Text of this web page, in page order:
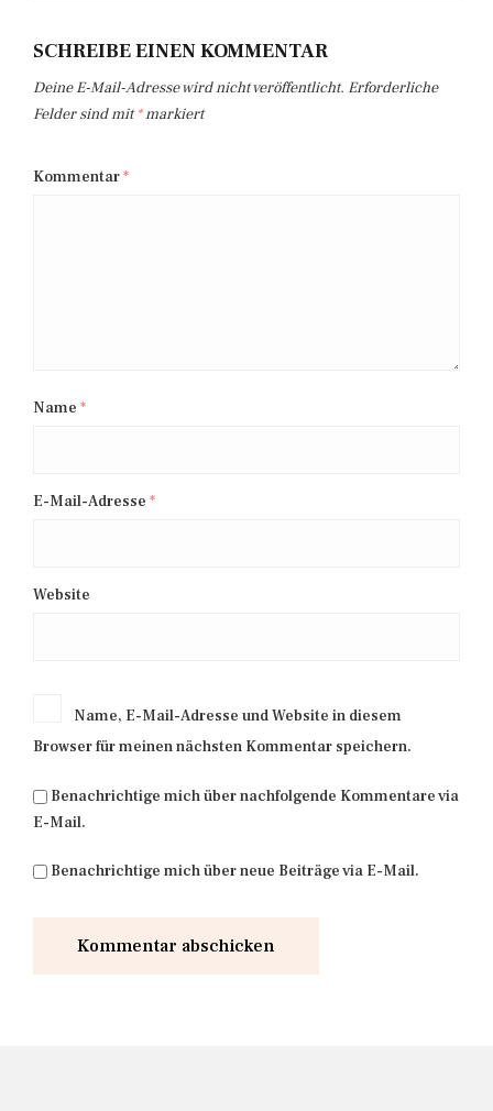
SCHREIBE EINEN KOMMENTAR
Deine E-Mail-Adresse wird nicht veröffentlicht. Erforderliche
Felder sind mit*markiert
Kommentar*
Name *
E-Mail-Adresse *
Website
Name, E-Mail-Adresse und Website in diesem
Browser für meinen nächsten Kommentar speichern.
Benachrichtige mich über nachfolgende Kommentare via
E-Mail.
Benachrichtige mich über neue Beiträge via E-Mail.